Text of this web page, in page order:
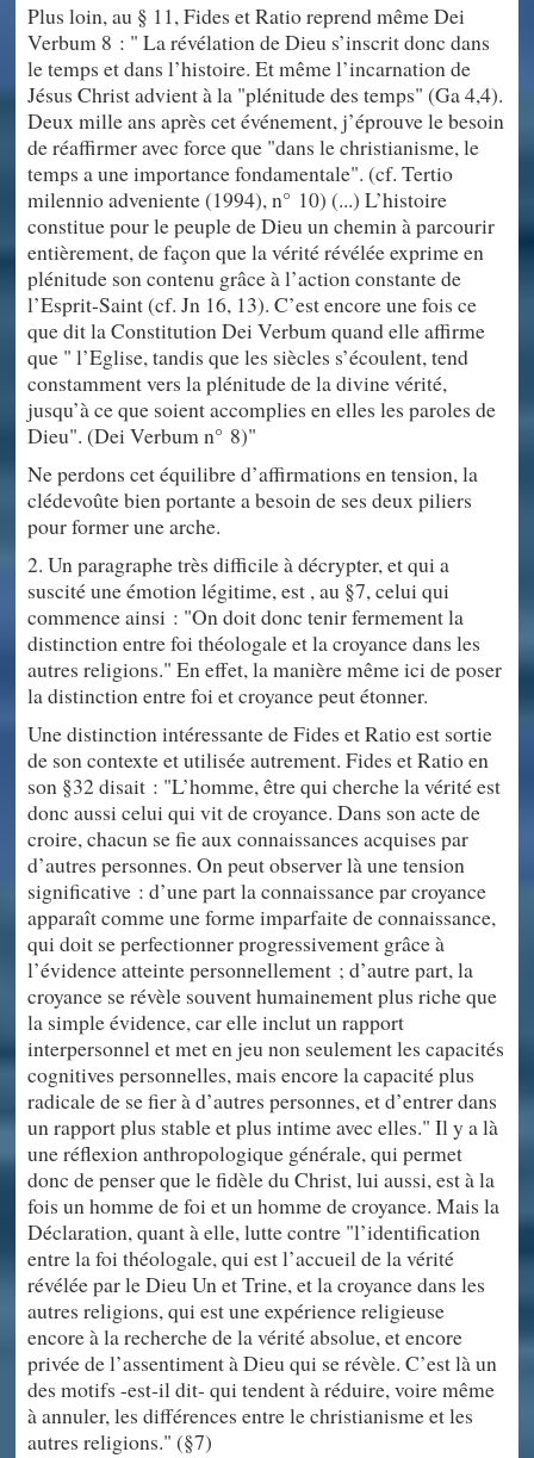
Plus loin, au § 11, Fides et Ratio reprend même Dei
Verbum 8 : " La révélation de Dieu s’inscrit donc dans
le temps et dans l’histoire. Et même l’incarnation de
Jésus Christ advient à la "plénitude des temps" (Ga 4,4).
Deux mille ans après cet événement, j’éprouve le besoin
de réaffirmer avec force que "dans le christianisme, le
temps a une importance fondamentale". (cf. Tertio
milennio adveniente (1994), n° 10) (...) L’histoire
constitue pour le peuple de Dieu un chemin à parcourir
entièrement, de façon que la vérité révélée exprime en
plénitude son contenu grâce à l’action constante de
l’Esprit-Saint (cf. Jn 16, 13). C’est encore une fois ce
que dit la Constitution Dei Verbum quand elle affirme
que " l’Eglise, tandis que les siècles s’écoulent, tend
constamment vers la plénitude de la divine vérité,
jusqu’à ce que soient accomplies en elles les paroles de
Dieu". (Dei Verbum n° 8)"
Ne perdons cet équilibre d’affirmations en tension, la
clédevoûte bien portante a besoin de ses deux piliers
pour former une arche.
2. Un paragraphe très difficile à décrypter, et qui a
suscité une émotion légitime, est , au §7, celui qui
commence ainsi : "On doit donc tenir fermement la
distinction entre foi théologale et la croyance dans les
autres religions." En effet, la manière même ici de poser
la distinction entre foi et croyance peut étonner.
Une distinction intéressante de Fides et Ratio est sortie
de son contexte et utilisée autrement. Fides et Ratio en
son §32 disait : "L’homme, être qui cherche la vérité est
donc aussi celui qui vit de croyance. Dans son acte de
croire, chacun se fie aux connaissances acquises par
d’autres personnes. On peut observer là une tension
significative : d’une part la connaissance par croyance
apparaît comme une forme imparfaite de connaissance,
qui doit se perfectionner progressivement grâce à
l’évidence atteinte personnellement ; d’autre part, la
croyance se révèle souvent humainement plus riche que
la simple évidence, car elle inclut un rapport
interpersonnel et met en jeu non seulement les capacités
cognitives personnelles, mais encore la capacité plus
radicale de se fier à d’autres personnes, et d’entrer dans
un rapport plus stable et plus intime avec elles." Il y a là
une réflexion anthropologique générale, qui permet
donc de penser que le fidèle du Christ, lui aussi, est à la
fois un homme de foi et un homme de croyance. Mais la
Déclaration, quant à elle, lutte contre "l’identification
entre la foi théologale, qui est l’accueil de la vérité
révélée par le Dieu Un et Trine, et la croyance dans les
autres religions, qui est une expérience religieuse
encore à la recherche de la vérité absolue, et encore
privée de l’assentiment à Dieu qui se révèle. C’est là un
des motifs -est-il dit- qui tendent à réduire, voire même
à annuler, les différences entre le christianisme et les
autres religions." (§7)